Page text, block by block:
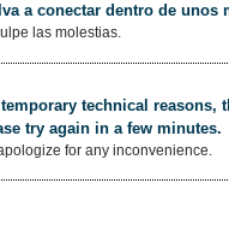
a conectar dentro de unos
las molestias.
technical reasons,
try again in a few minutes.
for any inconvenience.